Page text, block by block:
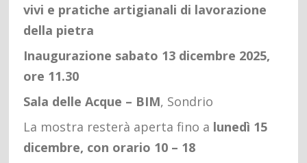
vivi e pratiche artigianali di lavorazione
della pietra
Inaugurazione sabato 13 dicembre 2025,
ore 11.30
Sala delle Acque – BIM, Sondrio
La mostra resterà aperta fino a lunedì 15
dicembre, con orario 10 – 18